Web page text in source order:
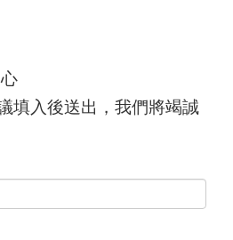
填入後送出，我們將竭誠